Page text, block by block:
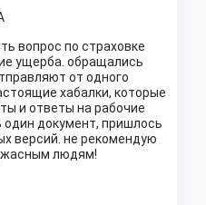
вопрос по страховке
ущерба. обращались
от одного
хабалки, которые
и ответы на рабочие
документ, пришлось
версий. не рекомендую
людям!